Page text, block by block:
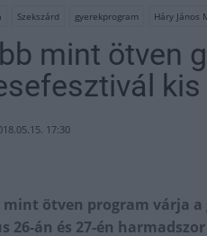
Szekszárd gyerekprogram Háry János
mint ötven
17:30
mint ötven program várja a
26-án és 27-én